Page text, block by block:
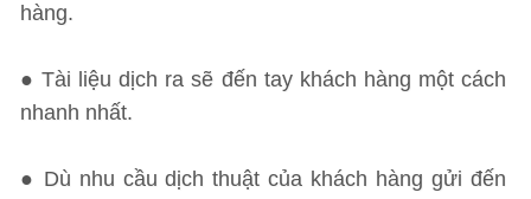
hàng.
● Tài liệu dịch ra sẽ đến tay khách hàng một cách
nhanh nhất.
● Dù nhu cầu dịch thuật của khách hàng gửi đến